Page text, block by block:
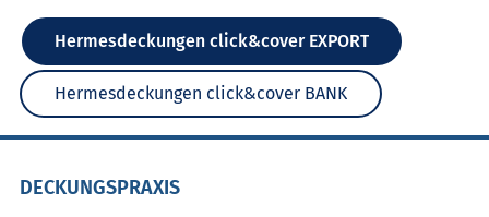
Hermesdeckungen click&cover EXPORT
Hermesdeckungen click&cover BANK
DECKUNGSPRAXIS